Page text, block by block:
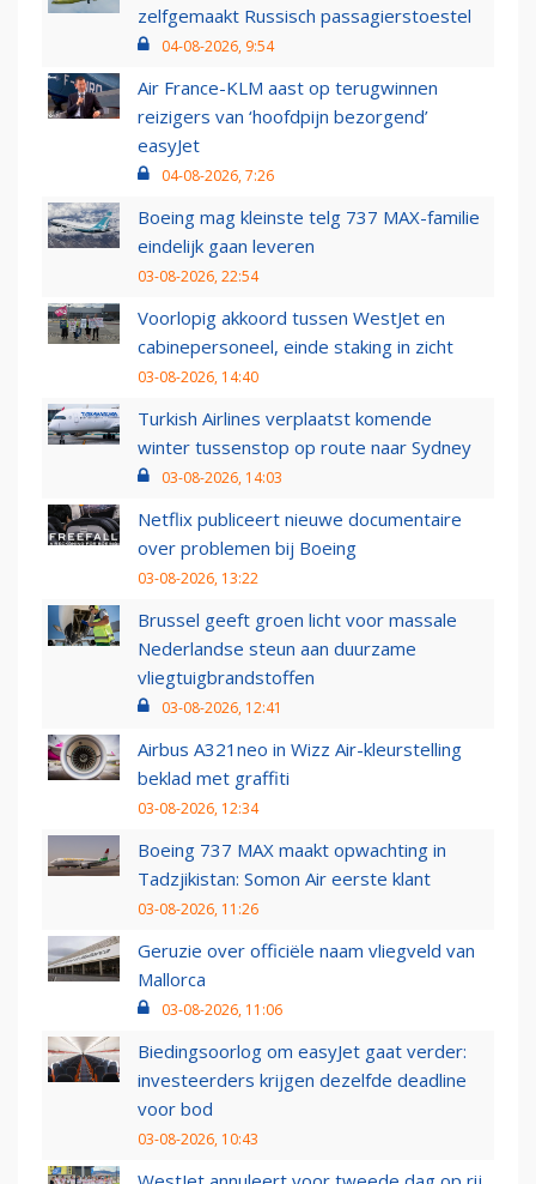
zelfgemaakt Russisch passagierstoestel
04-08-2026, 9:54
Air France-KLM aast op terugwinnen
reizigers van ‘hoofdpijn bezorgend’
easyJet
04-08-2026, 7:26
Boeing mag kleinste telg 737 MAX-familie
eindelijk gaan leveren
03-08-2026, 22:54
Voorlopig akkoord tussen WestJet en
cabinepersoneel, einde staking in zicht
03-08-2026, 14:40
Turkish Airlines verplaatst komende
winter tussenstop op route naar Sydney
03-08-2026, 14:03
Netflix publiceert nieuwe documentaire
over problemen bij Boeing
03-08-2026, 13:22
Brussel geeft groen licht voor massale
Nederlandse steun aan duurzame
vliegtuigbrandstoffen
03-08-2026, 12:41
Airbus A321neo in Wizz Air-kleurstelling
beklad met graffiti
03-08-2026, 12:34
Boeing 737 MAX maakt opwachting in
Tadzjikistan: Somon Air eerste klant
03-08-2026, 11:26
Geruzie over officiële naam vliegveld van
Mallorca
03-08-2026, 11:06
Biedingsoorlog om easyJet gaat verder:
investeerders krijgen dezelfde deadline
voor bod
03-08-2026, 10:43